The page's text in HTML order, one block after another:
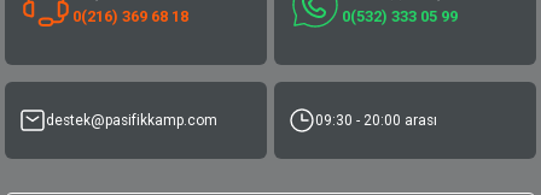
0(216) 369 68 18 0(532) 333 05 99
destek@pasifikkamp.com 09:30 - 20:00 arası